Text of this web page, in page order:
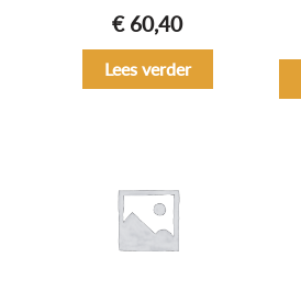
€60,40
Lees verder